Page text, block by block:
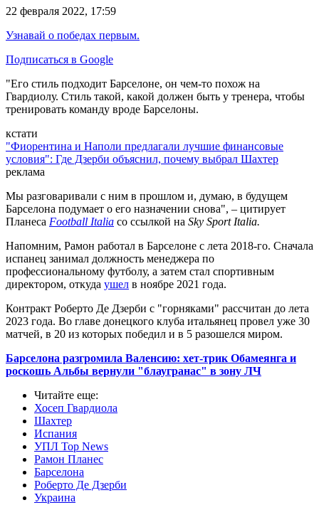
22 февраля 2022, 17:59
Узнавай о победах первым.
Подписаться в Google
"Его стиль подходит Барселоне, он чем-то похож на
Гвардиолу. Стиль такой, какой должен быть у тренера, чтобы
тренировать команду вроде Барселоны.
кстати
"Фиорентина и Наполи предлагали лучшие финансовые
условия": Где Дзерби объяснил, почему выбрал Шахтер
реклама
Мы разговаривали с ним в прошлом и, думаю, в будущем
Барселона подумает о его назначении снова", – цитирует
Планеса Football Italia со ссылкой на Sky Sport Italia.
Напомним, Рамон работал в Барселоне с лета 2018-го. Сначала
испанец занимал должность менеджера по
профессиональному футболу, а затем стал спортивным
директором, откуда ушел в ноябре 2021 года.
Контракт Роберто Де Дзерби с "горняками" рассчитан до лета
2023 года. Во главе донецкого клуба итальянец провел уже 30
матчей, в 20 из которых победил и в 5 разошелся миром.
Барселона разгромила Валенсию: хет-трик Обамеянга и
роскошь Альбы вернули "блаугранас" в зону ЛЧ
Читайте еще:
Хосеп Гвардиола
Шахтер
Испания
УПЛ Top News
Рамон Планес
Барселона
Роберто Де Дзерби
Украина